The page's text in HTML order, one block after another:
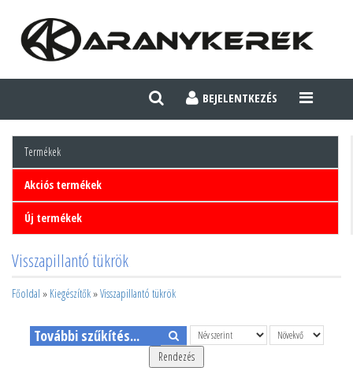
BEJELENTKEZÉS
TOGGLE
Termékek
Akciós termékek
Új termékek
Visszapillantó tükrök
Főoldal » Kiegészítők»Visszapillantó tükrök
Rendezés